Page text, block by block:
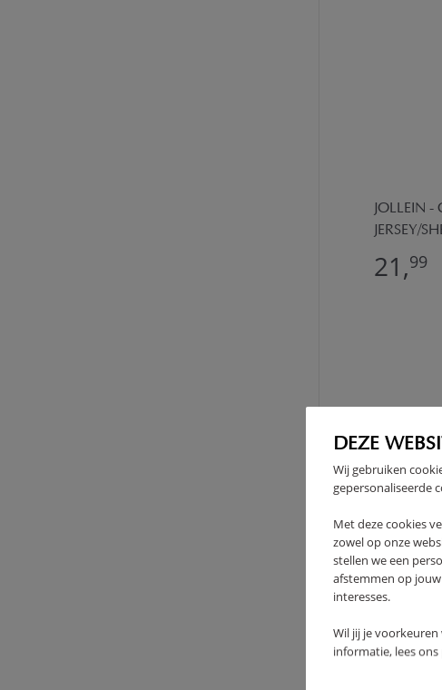
DEZE
Wij gebruiken
gepersonaliseerde
Met deze cookies
zowel op onze
stellen we een
afstemmen op
interesses.
Wil jij je
informatie, lees ons
JOLLEIN
JERSEY/
21,99
JOLLEIN -